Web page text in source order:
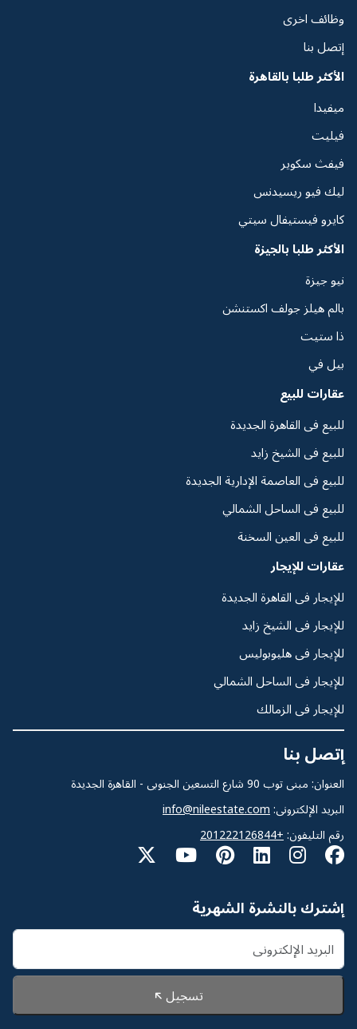
وظائف اخرى
إتصل بنا
الأكثر طلبا بالقاهرة
ميفيدا
فيليت
فيفث سكوير
ليك فيو ريسيدنس
كايرو فيستيفال سيتي
الأكثر طلبا بالجيزة
نيو جيزة
بالم هيلز جولف اكستنشن
ذا ستيت
بيل في
عقارات للبيع
للبيع فى القاهرة الجديدة
للبيع فى الشيخ زايد
للبيع فى العاصمة الإدارية الجديدة
للبيع فى الساحل الشمالي
للبيع فى العين السخنة
عقارات للإيجار
للإيجار فى القاهرة الجديدة
للإيجار فى الشيخ زايد
للإيجار فى هليوبوليس
للإيجار فى الساحل الشمالي
للإيجار فى الزمالك
إتصل بنا
العنوان: مبنى توب 90 شارع التسعين الجنوبى - القاهرة الجديدة
البريد الإلكترونى: info@nileestate.com
رقم التليفون: +201222126844
إشترك بالنشرة الشهرية
تسجيل